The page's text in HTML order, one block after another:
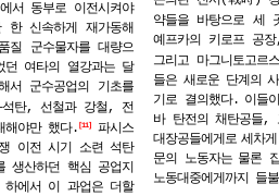
서 동부로 이전시켜야
한 신속하게 재가동해
질 군수물자를 대량으
여타의 열강과는 달
서 군수공업의 기초를
석탄, 선철과 강철, 전
해야만 했다. 11 파시스
이전 시기 소련 석탄
생산하던 핵심 공업지
에서 이 과업은 더할
약들을 바탕으로 세
예프카의 키로프 공
그리고 마그니토고르
들은 새로운 단계의
기로 결의했다. 이들
바 탄전의 채탄공들,
대장공들에게로 세차게
문의 노동자는 물론
노동대중에게까지 들